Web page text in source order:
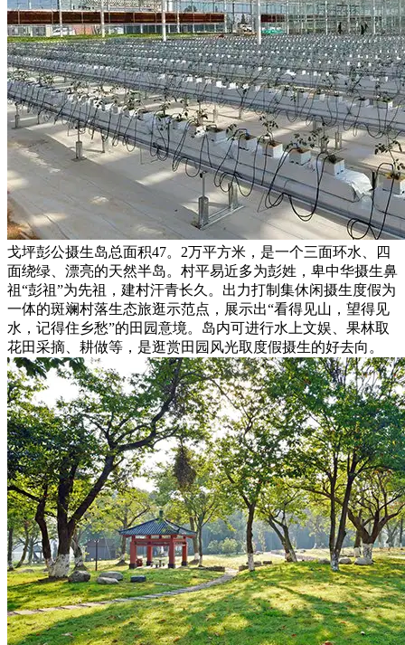
戈坪彭公摄生岛总面积47。2万平方米，是一个三面环水、四
面绕绿、漂亮的天然半岛。村平易近多为彭姓，卑中华摄生鼻
祖“彭祖”为先祖，建村汗青长久。出力打制集休闲摄生度假为
一体的斑斓村落生态旅逛示范点，展示出“看得见山，望得见
水，记得住乡愁”的田园意境。岛内可进行水上文娱、果林取
花田采摘、耕做等，是逛赏田园风光取度假摄生的好去向。